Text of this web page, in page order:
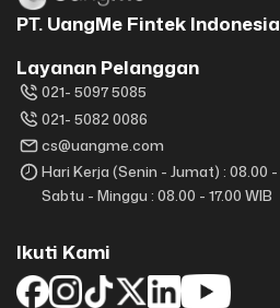
PT. UangMe Fintek Indonesia
Layanan Pelanggan
021- 5097 5085
021- 5082 0086
cs@uangme.com
Hari Kerja (Senin - Jumat) : 08.00 -
Sabtu - Minggu : 08.00 - 17.00 WIB
Ikuti Kami